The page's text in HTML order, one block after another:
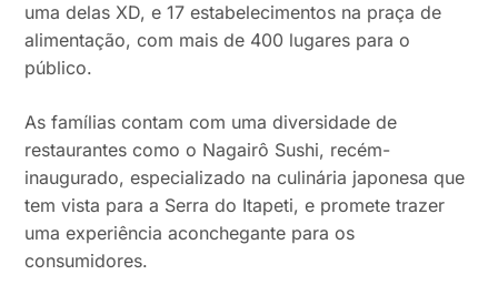
uma delas XD, e 17 estabelecimentos na praça de
alimentação, com mais de 400 lugares para o
público.
As famílias contam com uma diversidade de
restaurantes como o Nagairô Sushi, recém-
inaugurado, especializado na culinária japonesa que
tem vista para a Serra do Itapeti, e promete trazer
uma experiência aconchegante para os
consumidores.